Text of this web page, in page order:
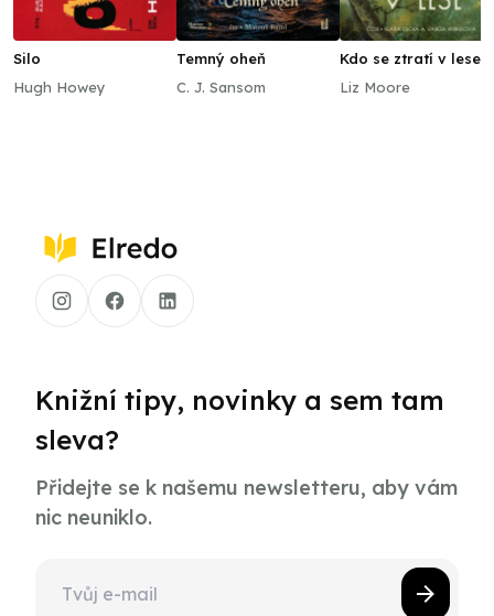
Silo
Hugh Howey
Temný oheň
C. J. Sansom
Kdo se ztratí v lese
Liz Moore
Knižní tipy, novinky a sem tam
sleva?
Přidejte se k našemu newsletteru, aby vám
nic neuniklo.